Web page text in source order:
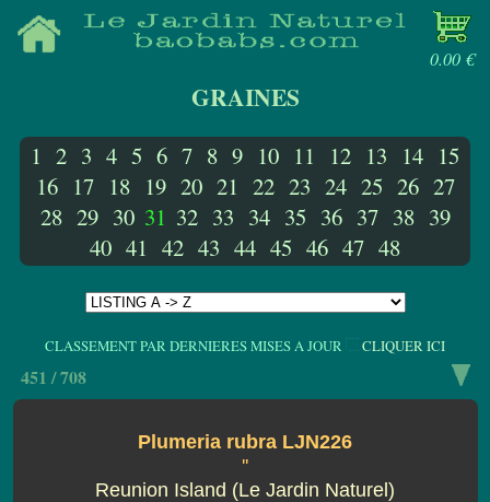
0.00 €
GRAINES
1 2 3 4 5 6 7 8 9 10 11 12 13 14 15
16 17 18 19 20 21 22 23 24 25 26 27
28 29 30 31 32 33 34 35 36 37 38 39
40 41 42 43 44 45 46 47 48
CLASSEMENT PAR DERNIERES MISES A JOUR CLIQUER ICI
451 / 708
Plumeria rubra LJN226
''
Reunion Island (Le Jardin Naturel)